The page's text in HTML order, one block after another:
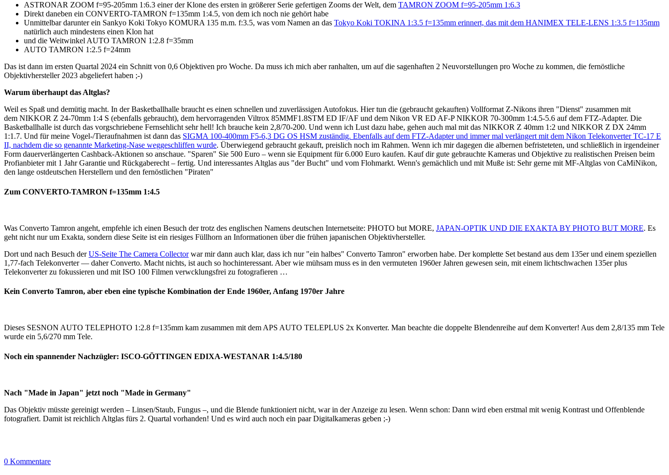
ASTRONAR ZOOM f=95-205mm 1:6.3 einer der Klone des ersten in größerer Serie gefertigen Zooms der Welt, dem TAMRON ZOOM f=95-205mm 1:6.3
Direkt daneben ein CONVERTO-TAMRON f=135mm 1:4.5, von dem ich noch nie gehört habe
Unmittelbar darunter ein Sankyo Koki Tokyo KOMURA 135 m.m. f:3.5, was vom Namen an das Tokyo Koki TOKINA 1:3.5 f=135mm erinnert, das mit dem HANIMEX TELE-LENS 1:3.5 f=135mm
natürlich auch mindestens einen Klon hat
und die Weitwinkel AUTO TAMRON 1:2.8 f=35mm
AUTO TAMRON 1:2.5 f=24mm
Das ist dann im ersten Quartal 2024 ein Schnitt von 0,6 Objektiven pro Woche. Da muss ich mich aber ranhalten, um auf die sagenhaften 2 Neuvorstellungen pro Woche zu kommen, die fernöstliche
Objektivhersteller 2023 abgeliefert haben ;-)
Warum überhaupt das Altglas?
Weil es Spaß und demütig macht. In der Basketballhalle braucht es einen schnellen und zuverlässigen Autofokus. Hier tun die (gebraucht gekauften) Vollformat Z-Nikons ihren "Dienst" zusammen mit
dem NIKKOR Z 24-70mm 1:4 S (ebenfalls gebraucht), dem hervorragenden Viltrox 85MMF1.8STM ED IF/AF und dem Nikon VR ED AF-P NIKKOR 70-300mm 1:4.5-5.6 auf dem FTZ-Adapter. Die
Basketballhalle ist durch das vorgschriebene Fernsehlicht sehr hell! Ich brauche kein 2,8/70-200. Und wenn ich Lust dazu habe, gehen auch mal mit das NIKKOR Z 40mm 1:2 und NIKKOR Z DX 24mm
1:1.7. Und für meine Vogel-/Tieraufnahmen ist dann das SIGMA 100-400mm F5-6,3 DG OS HSM zuständig. Ebenfalls auf dem FTZ-Adapter und immer mal verlängert mit dem Nikon Telekonverter TC-17 E
II, nachdem die so genannte Marketing-Nase weggeschliffen wurde. Überwiegend gebraucht gekauft, preislich noch im Rahmen. Wenn ich mir dagegen die albernen befristeteten, und schließlich in irgendeiner
Form dauerverlängerten Cashback-Aktionen so anschaue. "Sparen" Sie 500 Euro – wenn sie Equipment für 6.000 Euro kaufen. Kauf dir gute gebrauchte Kameras und Objektive zu realistischen Preisen beim
Profianbieter mit 1 Jahr Garantie und Rückgaberecht – fertig. Und interessantes Altglas aus "der Bucht" und vom Flohmarkt. Wenn's gemächlich und mit Muße ist: Sehr gerne mit MF-Altglas von CaMiNikon,
den lange ostdeutschen Herstellern und den fernöstlichen "Piraten"
Zum CONVERTO-TAMRON f=135mm 1:4.5
Was Converto Tamron angeht, empfehle ich einen Besuch der trotz des englischen Namens deutschen Internetseite: PHOTO but MORE, JAPAN-OPTIK UND DIE EXAKTA BY PHOTO BUT MORE. Es
geht nicht nur um Exakta, sondern diese Seite ist ein riesiges Füllhorn an Informationen über die frühen japanischen Objektivhersteller.
Dort und nach Besuch derUS-Seite The Camera Collectorwar mir dann auch klar, dass ich nur "ein halbes" Converto Tamron" erworben habe. Der komplette Set bestand aus dem 135er und einem speziellen
1,77-fach Telekonverter — daher Converto. Macht nichts, ist auch so hochinteressant. Aber wie mühsam muss es in den vermuteten 1960er Jahren gewesen sein, mit einem lichtschwachen 135er plus
Telekonverter zu fokussieren und mit ISO 100 Filmen verwcklungsfrei zu fotografieren …
Kein Converto Tamron, aber eben eine typische Kombination der Ende 1960er, Anfang 1970er Jahre
Dieses SESNON AUTO TELEPHOTO 1:2.8 f=135mm kam zusammen mit dem APS AUTO TELEPLUS 2x Konverter. Man beachte die doppelte Blendenreihe auf dem Konverter! Aus dem 2,8/135 mm Tele
wurde ein 5,6/270 mm Tele.
Noch ein spannender Nachzügler: ISCO-GÖTTINGEN EDIXA-WESTANAR 1:4.5/180
Nach "Made in Japan" jetzt noch "Made in Germany"
Das Objektiv müsste gereinigt werden – Linsen/Staub, Fungus –, und die Blende funktioniert nicht, war in der Anzeige zu lesen. Wenn schon: Dann wird eben erstmal mit wenig Kontrast und Offenblende
fotografiert. Damit ist reichlich Altglas fürs 2. Quartal vorhanden! Und es wird auch noch ein paar Digitalkameras geben ;-)
0 Kommentare